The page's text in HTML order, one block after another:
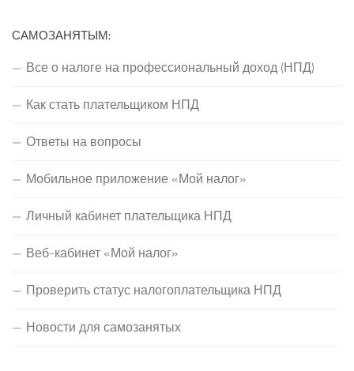
САМОЗАНЯТЫМ:
Все о налоге на профессиональный доход (НПД)
Как стать плательщиком НПД
Ответы на вопросы
Мобильное приложение «Мой налог»
Личный кабинет плательщика НПД
Веб-кабинет «Мой налог»
Проверить статус налогоплательщика НПД
Новости для самозанятых